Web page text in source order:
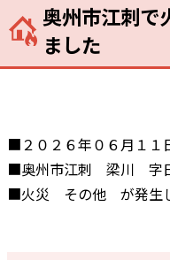
奥州市江刺で
ました
■２０２６年０６月１
■奥州市江刺 梁川 字日
■火災 その他 が発生し